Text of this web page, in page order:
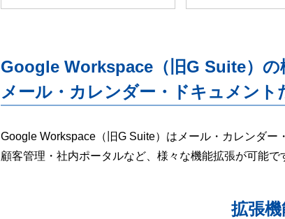
Google Workspace（旧G Suite）の
メール・カレンダー・ドキュメン
Google Workspace（旧G Suite）はメール・カレンダー
顧客管理・社内ポータルなど、様々な機能拡張が可能で
拡張機